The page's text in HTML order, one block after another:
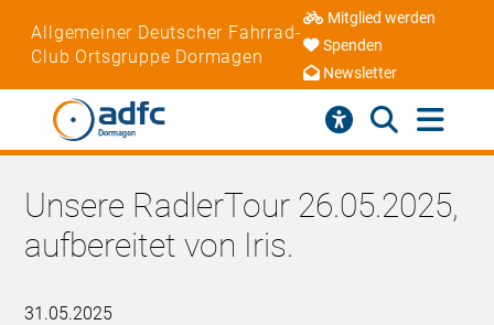
Allgemeiner Deutscher Fahrrad-
Club Ortsgruppe Dormagen
Mitglied werden
Spenden
Newsletter
Unsere RadlerTour 26.05.2025,
aufbereitet von Iris.
31.05.2025